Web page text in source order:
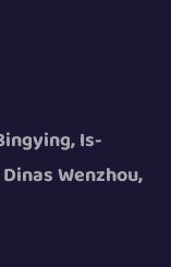
Is-
Wenzhou,